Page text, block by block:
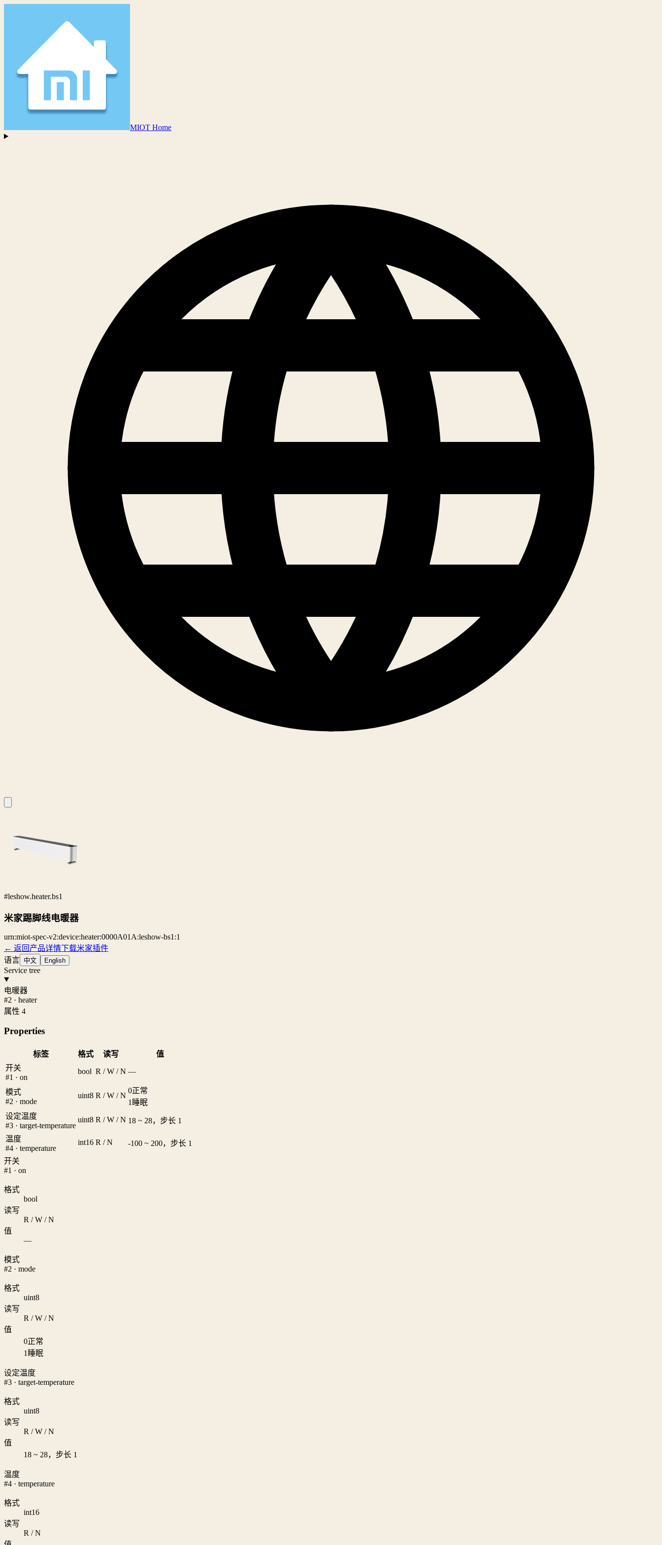
MIOT Home
#leshow.heater.bs1
米家踢脚线电暖器
urn:miot-spec-v2:device:heater:0000A01A:leshow-bs1:1
← 返回产品详情下载米家插件
语言 中文 English
Service tree
电暖器
#2 · heater
属性 4
Properties
标签 格式 读写
值
开关
#1 · on
bool R / W / N —
模式
#2 · mode
uint8 R / W / N
0正常
1 睡眠
设定温度
#3 · target-temperature
uint8 R / W / N 18 ~ 28，步长 1
温度
#4 · temperature
int16 R / N -100 ~ 200，步长 1
开关
#1 · on
格式
bool
读写
R / W / N
值
—
模式
#2 · mode
格式
uint8
读写
R / W / N
值
0正常
1 睡眠
设定温度
#3 · target-temperature
格式
uint8
读写
R / W / N
值
18 ~ 28，步长 1
温度
#4 · temperature
格式
int16
读写
R / N